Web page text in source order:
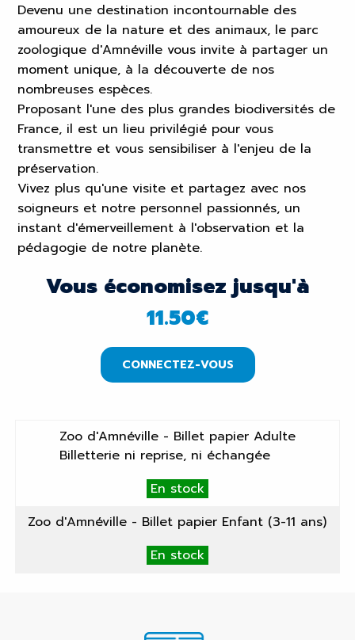
Devenu une destination incontournable des
amoureux de la nature et des animaux, le parc
zoologique d'Amnéville vous invite à partager un
moment unique, à la découverte de nos
nombreuses espèces.
Proposant l'une des plus grandes biodiversités de
France, il est un lieu privilégié pour vous
transmettre et vous sensibiliser à l'enjeu de la
préservation.
Vivez plus qu'une visite et partagez avec nos
soigneurs et notre personnel passionnés, un
instant d'émerveillement à l'observation et la
pédagogie de notre planète.
Vous économisez jusqu'à
11.50€
CONNECTEZ-VOUS
Zoo d'Amnéville - Billet papier Adulte
Billetterie ni reprise, ni échangée
En stock
Zoo d'Amnéville - Billet papier Enfant (3-11 ans)
En stock